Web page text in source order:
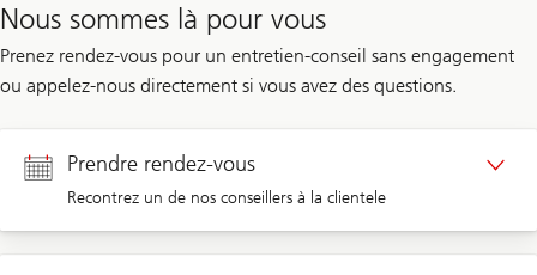
Nous sommes là pour vous
Prenez rendez-vous pour un entretien-conseil sans engagement
ou appelez-nous directement si vous avez des questions.
Prendre rendez-vous
Recontrez un de nos conseillers à la clientele
Rendez-vous Clients privé